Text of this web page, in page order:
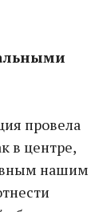
провела
в центре,
нашим